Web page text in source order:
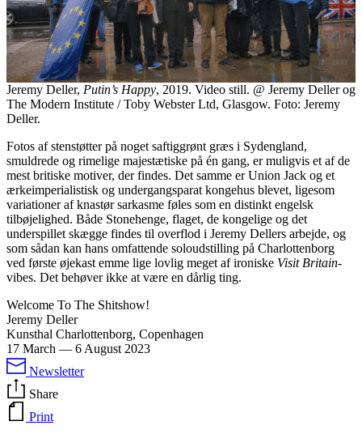
Jeremy Deller, Putin’s Happy, 2019. Video still. @ Jeremy Deller og
The Modern Institute / Toby Webster Ltd, Glasgow. Foto: Jeremy
Deller.
Fotos af stenstøtter på noget saftiggrønt græs i Sydengland,
smuldrede og rimelige majestætiske på én gang, er muligvis et af de
mest britiske motiver, der findes. Det samme er Union Jack og et
ærkeimperialistisk og undergangsparat kongehus blevet, ligesom
variationer af knastør sarkasme føles som en distinkt engelsk
tilbøjelighed. Både Stonehenge, flaget, de kongelige og det
underspillet skægge findes til overflod i Jeremy Dellers arbejde, og
som sådan kan hans omfattende soloudstilling på Charlottenborg
ved første øjekast emme lige lovlig meget af ironiske Visit Britain-
vibes. Det behøver ikke at være en dårlig ting.
Welcome To The Shitshow!
Jeremy Deller
Kunsthal Charlottenborg, Copenhagen
17 March — 6 August 2023
Newsletter
Share
Print